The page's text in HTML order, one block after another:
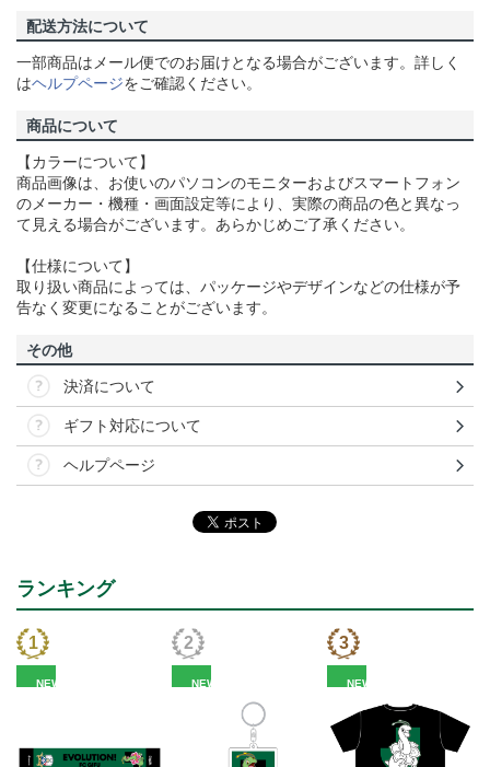
配送方法について
一部商品はメール便でのお届けとなる場合がございます。詳しく
はヘルプページをご確認ください。
商品について
【カラーについて】
商品画像は、お使いのパソコンのモニターおよびスマートフォン
のメーカー・機種・画面設定等により、実際の商品の色と異なっ
て見える場合がございます。あらかじめご了承ください。
【仕様について】
取り扱い商品によっては、パッケージやデザインなどの仕様が予
告なく変更になることがございます。
その他
決済について
ギフト対応について
ヘルプページ
ランキング
NEW NEW NEW